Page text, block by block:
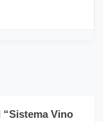
“Sistema Vino